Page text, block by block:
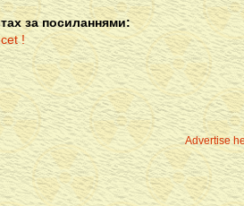
за посиланнями:
Advertise